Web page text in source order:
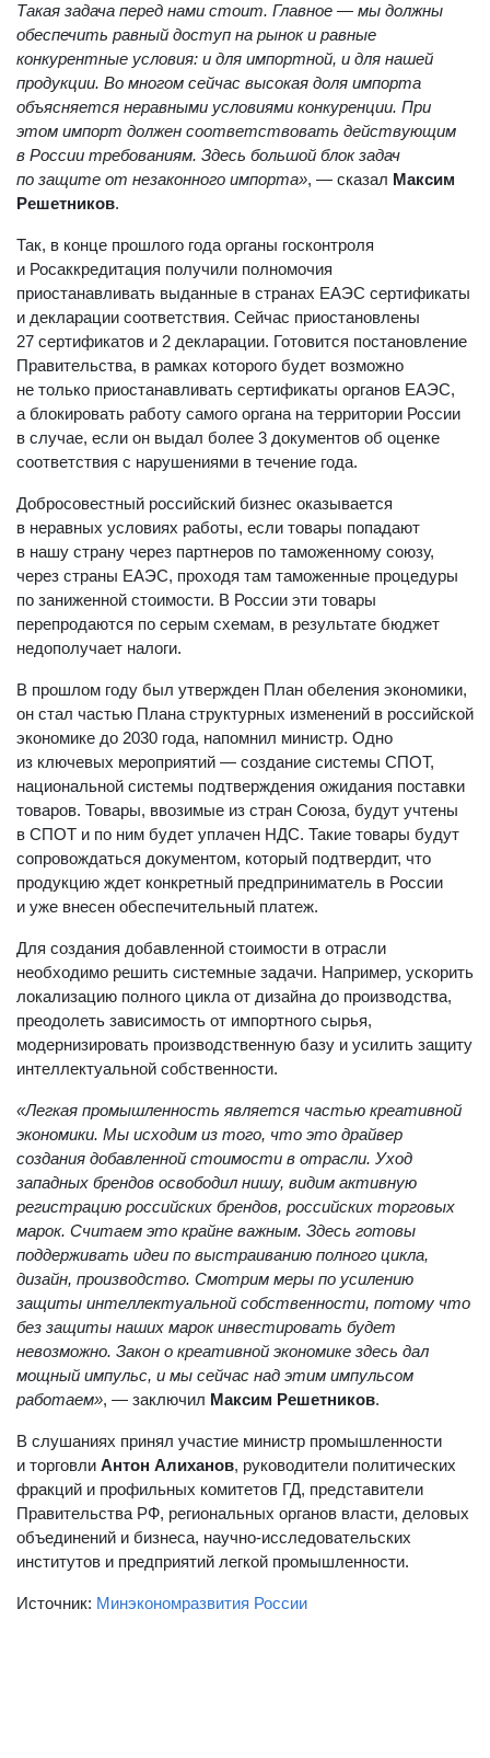
Такая задача перед нами стоит. Главное — мы должны
обеспечить равный доступ на рынок и равные
конкурентные условия: и для импортной, и для нашей
продукции. Во многом сейчас высокая доля импорта
объясняется неравными условиями конкуренции. При
этом импорт должен соответствовать действующим
в России требованиям. Здесь большой блок задач
по защите от незаконного импорта», — сказал Максим
Решетников.
Так, в конце прошлого года органы госконтроля
и Росаккредитация получили полномочия
приостанавливать выданные в странах ЕАЭС сертификаты
и декларации соответствия. Сейчас приостановлены
27 сертификатов и 2 декларации. Готовится постановление
Правительства, в рамках которого будет возможно
не только приостанавливать сертификаты органов ЕАЭС,
а блокировать работу самого органа на территории России
в случае, если он выдал более 3 документов об оценке
соответствия с нарушениями в течение года.
Добросовестный российский бизнес оказывается
в неравных условиях работы, если товары попадают
в нашу страну через партнеров по таможенному союзу,
через страны ЕАЭС, проходя там таможенные процедуры
по заниженной стоимости. В России эти товары
перепродаются по серым схемам, в результате бюджет
недополучает налоги.
В прошлом году был утвержден План обеления экономики,
он стал частью Плана структурных изменений в российской
экономике до 2030 года, напомнил министр. Одно
из ключевых мероприятий — создание системы СПОТ,
национальной системы подтверждения ожидания поставки
товаров. Товары, ввозимые из стран Союза, будут учтены
в СПОТ и по ним будет уплачен НДС. Такие товары будут
сопровождаться документом, который подтвердит, что
продукцию ждет конкретный предприниматель в России
и уже внесен обеспечительный платеж.
Для создания добавленной стоимости в отрасли
необходимо решить системные задачи. Например, ускорить
локализацию полного цикла от дизайна до производства,
преодолеть зависимость от импортного сырья,
модернизировать производственную базу и усилить защиту
интеллектуальной собственности.
«Легкая промышленность является частью креативной
экономики. Мы исходим из того, что это драйвер
создания добавленной стоимости в отрасли. Уход
западных брендов освободил нишу, видим активную
регистрацию российских брендов, российских торговых
марок. Считаем это крайне важным. Здесь готовы
поддерживать идеи по выстраиванию полного цикла,
дизайн, производство. Смотрим меры по усилению
защиты интеллектуальной собственности, потому что
без защиты наших марок инвестировать будет
невозможно. Закон о креативной экономике здесь дал
мощный импульс, и мы сейчас над этим импульсом
работаем», — заключил Максим Решетников.
В слушаниях принял участие министр промышленности
и торговли Антон Алиханов, руководители политических
фракций и профильных комитетов ГД, представители
Правительства РФ, региональных органов власти, деловых
объединений и бизнеса, научно-исследовательских
институтов и предприятий легкой промышленности.
Источник: Минэкономразвития России